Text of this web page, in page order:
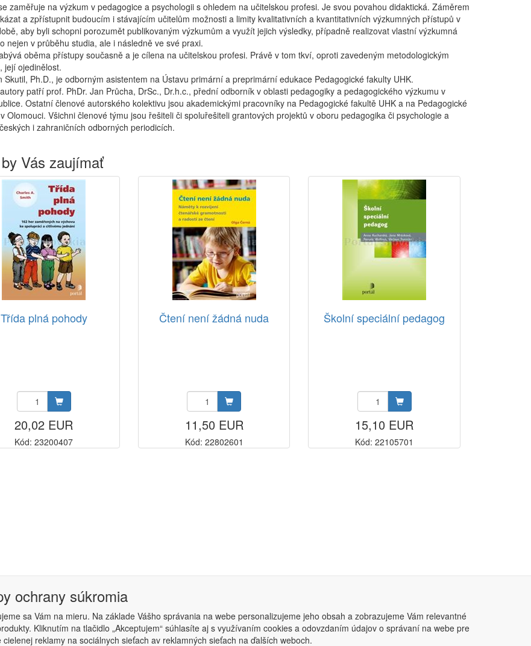
zaměřuje na výzkum v pedagogice a psychologii s ohledem na učitelskou profesi. Je svou povahou didaktická. Záměrem
a zpřístupnit budoucím i stávajícím učitelům možnosti a limity kvalitativních a kvantitativních výzkumných přístupů v
aby byli schopni porozumět publikovaným výzkumům a využít jejich výsledky, případně realizovat vlastní výzkumná
nejen v průběhu studia, ale i následně ve své praxi.
oběma přístupy současně a je cílena na učitelskou profesi. Právě v tom tkví, oproti zavedeným metodologickým
její ojedinělost.
Skutil, Ph.D., je odborným asistentem na Ústavu primární a preprimární edukace Pedagogické fakulty UHK.
patří prof. PhDr. Jan Průcha, DrSc., Dr.h.c., přední odborník v oblasti pedagogiky a pedagogického výzkumu v
Ostatní členové autorského kolektivu jsou akademickými pracovníky na Pedagogické fakultě UHK a na Pedagogické
Olomouci. Všichni členové týmu jsou řešiteli či spoluřešiteli grantových projektů v oboru pedagogika či psychologie a
i zahraničních odborných periodicích.
Vás zaujímať
Třída plná pohody
20,02 EUR
Kód: 23200407
Čtení není žádná nuda
11,50 EUR
Kód: 22802601
Školní speciální pedagog
15,10 EUR
Kód: 22105701
|Nastavenie súkromia
ochrany súkromia
sa Vám na mieru. Na základe Vášho správania na webe personalizujeme jeho obsah a zobrazujeme Vám relevantné
Kliknutím na tlačidlo „Akceptujem“ súhlasíte aj s využívaním cookies a odovzdaním údajov o správaní na webe pre
cielenej reklamy na sociálnych sieťach av reklamných sieťach na ďalších weboch.